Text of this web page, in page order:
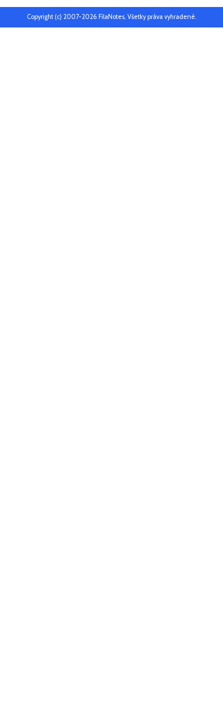
Copyright (c) 2007-2026 FilaNotes, Všetky práva vyhradené.